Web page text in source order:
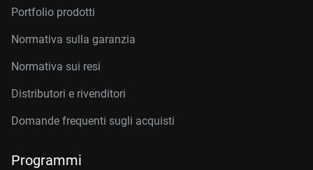
Portfolio prodotti
Normativa sulla garanzia
Normativa sui resi
Distributori e rivenditori
Domande frequenti sugli acquisti
Programmi